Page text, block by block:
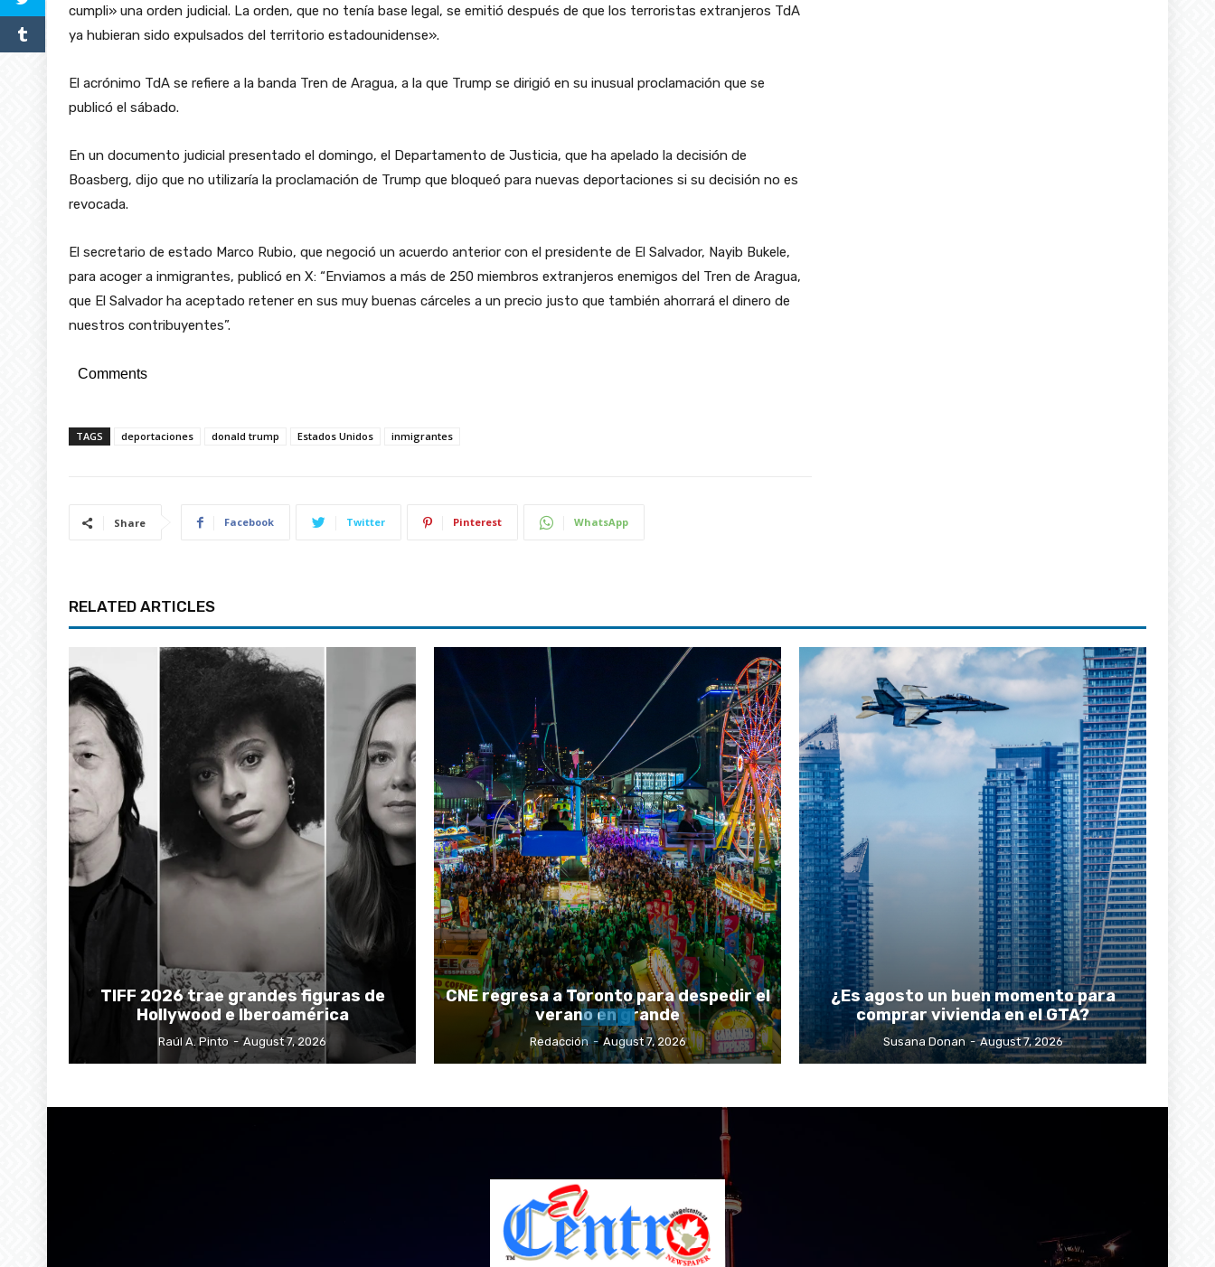
cumpli» una orden judicial. La orden, que no tenía base legal, se emitió después de que los terroristas extranjeros TdA
ya hubieran sido expulsados del territorio estadounidense».
El acrónimo TdA se refiere a la banda Tren de Aragua, a la que Trump se dirigió en su inusual proclamación que se
publicó el sábado.
En un documento judicial presentado el domingo, el Departamento de Justicia, que ha apelado la decisión de
Boasberg, dijo que no utilizaría la proclamación de Trump que bloqueó para nuevas deportaciones si su decisión no es
revocada.
El secretario de estado Marco Rubio, que negoció un acuerdo anterior con el presidente de El Salvador, Nayib Bukele,
para acoger a inmigrantes, publicó en X: “Enviamos a más de 250 miembros extranjeros enemigos del Tren de Aragua,
que El Salvador ha aceptado retener en sus muy buenas cárceles a un precio justo que también ahorrará el dinero de
nuestros contribuyentes”.
Comments
TAGS deportaciones donald trump Estados Unidos inmigrantes
Share Facebook Twitter Pinterest WhatsApp
RELATED ARTICLES
TIFF 2026 trae grandes figuras de
Hollywood e Iberoamérica
Raúl A. Pinto - August 7, 2026
CNE regresa a Toronto para despedir el
verano en grande
Redacción - August 7, 2026
¿Es agosto un buen momento para
comprar vivienda en el GTA?
Susana Donan - August 7, 2026